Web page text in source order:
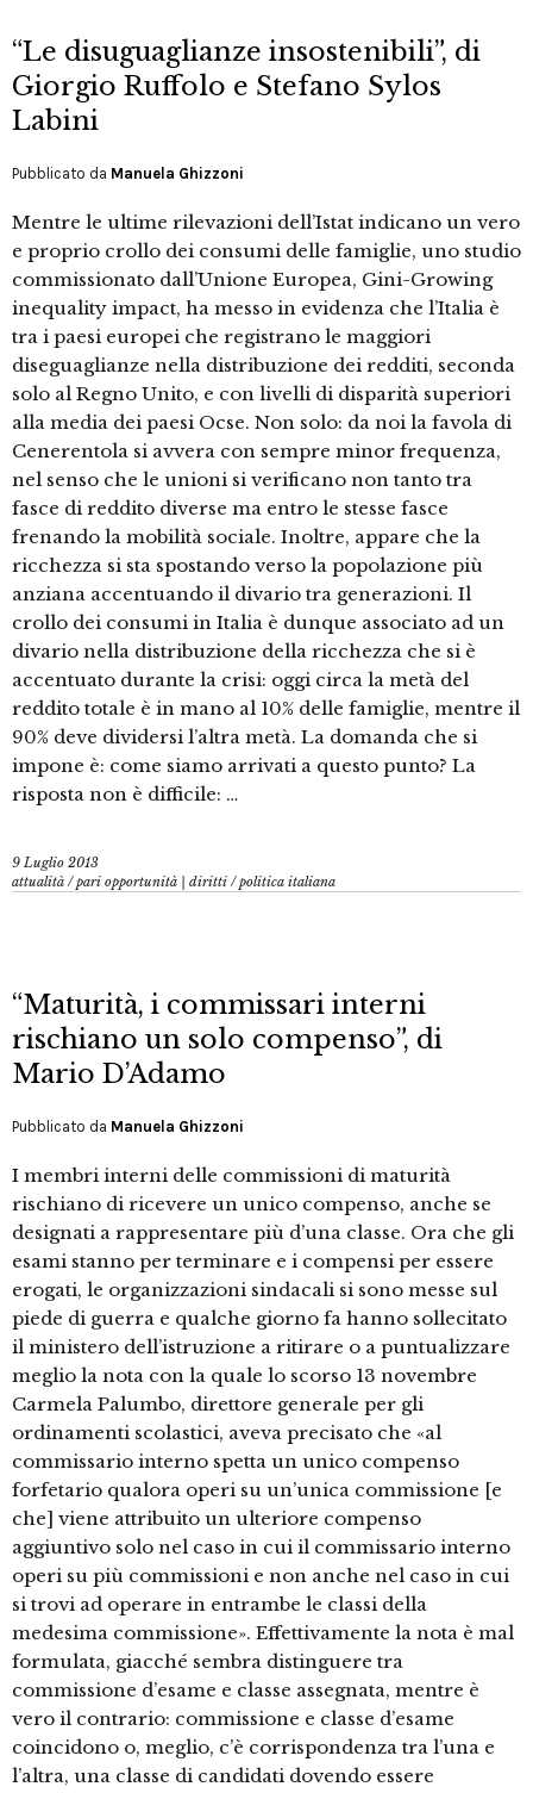
“Le disuguaglianze insostenibili”, di
Giorgio Ruffolo e Stefano Sylos
Labini
Pubblicato da Manuela Ghizzoni
Mentre le ultime rilevazioni dell’Istat indicano un vero
e proprio crollo dei consumi delle famiglie, uno studio
commissionato dall’Unione Europea, Gini-Growing
inequality impact, ha messo in evidenza che l’Italia è
tra i paesi europei che registrano le maggiori
diseguaglianze nella distribuzione dei redditi, seconda
solo al Regno Unito, e con livelli di disparità superiori
alla media dei paesi Ocse. Non solo: da noi la favola di
Cenerentola si avvera con sempre minor frequenza,
nel senso che le unioni si verificano non tanto tra
fasce di reddito diverse ma entro le stesse fasce
frenando la mobilità sociale. Inoltre, appare che la
ricchezza si sta spostando verso la popolazione più
anziana accentuando il divario tra generazioni. Il
crollo dei consumi in Italia è dunque associato ad un
divario nella distribuzione della ricchezza che si è
accentuato durante la crisi: oggi circa la metà del
reddito totale è in mano al 10% delle famiglie, mentre il
90% deve dividersi l’altra metà. La domanda che si
impone è: come siamo arrivati a questo punto? La
risposta non è difficile: …
9 Luglio 2013
attualità /pari opportunità | diritti /politica italiana
“Maturità, i commissari interni
rischiano un solo compenso”, di
Mario D’Adamo
Pubblicato da Manuela Ghizzoni
I membri interni delle commissioni di maturità
rischiano di ricevere un unico compenso, anche se
designati a rappresentare più d’una classe. Ora che gli
esami stanno per terminare e i compensi per essere
erogati, le organizzazioni sindacali si sono messe sul
piede di guerra e qualche giorno fa hanno sollecitato
il ministero dell’istruzione a ritirare o a puntualizzare
meglio la nota con la quale lo scorso 13 novembre
Carmela Palumbo, direttore generale per gli
ordinamenti scolastici, aveva precisato che «al
commissario interno spetta un unico compenso
forfetario qualora operi su un’unica commissione [e
che] viene attribuito un ulteriore compenso
aggiuntivo solo nel caso in cui il commissario interno
operi su più commissioni e non anche nel caso in cui
si trovi ad operare in entrambe le classi della
medesima commissione». Effettivamente la nota è mal
formulata, giacché sembra distinguere tra
commissione d’esame e classe assegnata, mentre è
vero il contrario: commissione e classe d’esame
coincidono o, meglio, c’è corrispondenza tra l’una e
l’altra, una classe di candidati dovendo essere